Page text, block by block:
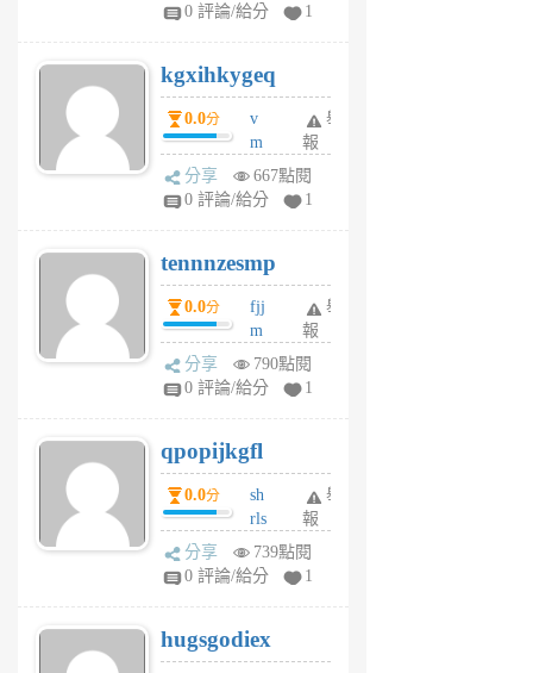
6
個
月
前
0 評論/給分 1
kgxihkygeq
0.0分
v
m
sg
sr
6
個
月
前
舉
報
分享
667點閱
0 評論/給分
1
tennnzesmp
0.0分
fjj
m
w
rs
6
個
月
前
舉
報
分享
790點閱
0 評論/給分
1
qpopijkgfl
0.0分
sh
rls
k
m
6
個
舉
報
分享
739點閱
0 評論/給分
1
hugsgodiex